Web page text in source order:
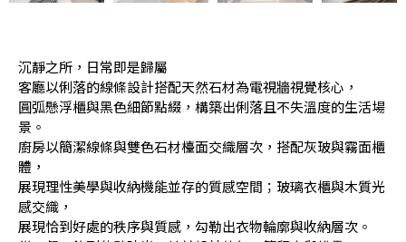
沉靜之所，日常即是歸屬
客廳以俐落的線條設計搭配天然石材為電視牆視覺核心，
圓弧懸浮櫃與黑色細節點綴，構築出俐落且不失溫度的生活場
景。
廚房以簡潔線條與雙色石材檯面交織層次，搭配灰玻與霧面櫃
體，
展現理性美學與收納機能並存的質感空間；玻璃衣櫃與木質光
感交織，
展現恰到好處的秩序與質感，勾勒出衣物輪廓與收納層次。